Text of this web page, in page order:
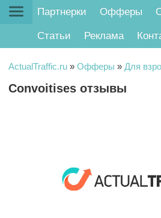
Партнерки Офферы
Статьи Реклама
ActualTraffic.ru » Офферы » Для
Convoitises отзывы